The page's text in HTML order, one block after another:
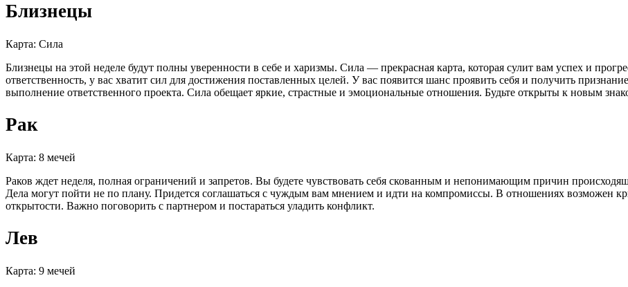
Близнецы
Карта: Сила
Близнецы на этой неделе будут полны уверенности в себе и харизмы. Сила — прекрасная карта, которая сулит вам успех и
ответственность, у вас хватит сил для достижения поставленных целей. У вас появится шанс проявить себя и получить
выполнение ответственного проекта. Сила обещает яркие, страстные и эмоциональные отношения. Будьте открыты к новым
Рак
Карта: 8 мечей
Раков ждет неделя, полная ограничений и запретов. Вы будете чувствовать себя скованным и непонимающим причин
Дела могут пойти не по плану. Придется соглашаться с чуждым вам мнением и идти на компромиссы. В отношениях возможен
открытости. Важно поговорить с партнером и постараться уладить конфликт.
Лев
Карта: 9 мечей